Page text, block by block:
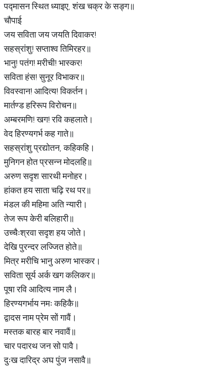
पद्मासन स्थित ध्याइए, शंख चक्र के सङ्ग॥
चौपाई
जय सविता जय जयति दिवाकर!
सहस्रांशु! सप्ताश्व तिमिरहर॥
भानु! पतंग! मरीची! भास्कर!
सविता हंस! सुनूर विभाकर॥
विवस्वान! आदित्य! विकर्तन।
मार्तण्ड हरिरूप विरोचन॥
अम्बरमणि! खग! रवि कहलाते।
वेद हिरण्यगर्भ कह गाते॥
सहस्रांशु प्रद्योतन, कहिकहि।
मुनिगन होत प्रसन्न मोदलहि॥
अरुण सदृश सारथी मनोहर।
हांकत हय साता चढ़ि रथ पर॥
मंडल की महिमा अति न्यारी।
तेज रूप केरी बलिहारी॥
उच्चैःश्रवा सदृश हय जोते।
देखि पुरन्दर लज्जित होते॥
मित्र मरीचि भानु अरुण भास्कर।
सविता सूर्य अर्क खग कलिकर॥
पूषा रवि आदित्य नाम लै।
हिरण्यगर्भाय नमः कहिकै॥
द्वादस नाम प्रेम सों गावैं।
मस्तक बारह बार नवावैं॥
चार पदारथ जन सो पावै।
दुःख दारिद्र अघ पुंज नसावै॥